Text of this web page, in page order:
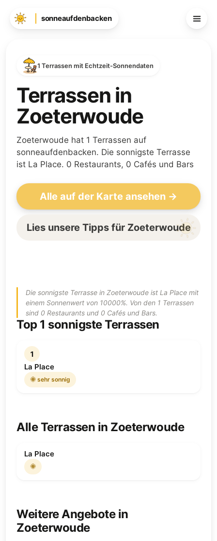
sonneaufdenbacken
1 Terrassen mit Echtzeit-Sonnendaten
Terrassen in
Zoeterwoude
Zoeterwoude hat 1 Terrassen auf
sonneaufdenbacken. Die sonnigste Terrasse
ist La Place. 0 Restaurants, 0 Cafés und Bars
Alle auf der Karte ansehen →
Lies unsere Tipps für Zoeterwoude
Die sonnigste Terrasse in Zoeterwoude ist La Place mit
einem Sonnenwert von 10000%. Von den 1 Terrassen
sind 0 Restaurants und 0 Cafés und Bars.
Top 1 sonnigste Terrassen
1
La Place
🌞 sehr sonnig
Alle Terrassen in Zoeterwoude
La Place
🌞
Weitere Angebote in
Zoeterwoude